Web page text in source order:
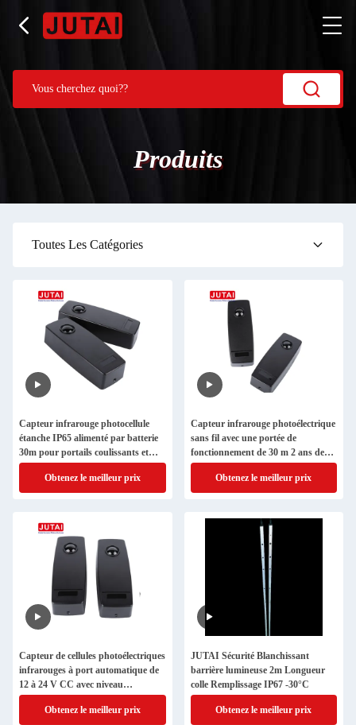
Produits
Toutes Les Catégories
Capteur infrarouge photocellule
étanche IP65 alimenté par batterie
30m pour portails coulissants et
battants
Obtenez le meilleur prix
Capteur infrarouge photoélectrique
sans fil avec une portée de
fonctionnement de 30 m 2 ans de
vie de la batterie et étanche IP65
pour les portes
Obtenez le meilleur prix
Capteur de cellules photoélectriques
infrarouges à port automatique de
12 à 24 V CC avec niveau
d'étanchéité IP65
Obtenez le meilleur prix
JUTAI Sécurité Blanchissant
barrière lumineuse 2m Longueur
colle Remplissage IP67 -30°C
Obtenez le meilleur prix